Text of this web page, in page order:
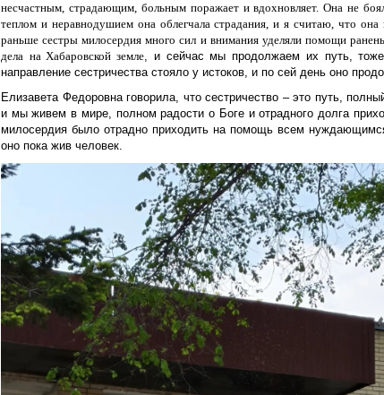
несчастным, страдающим, больным поражает и вдохновляет. Она не
теплом и неравнодушием она облегчала страдания, и я считаю, что
раньше сестры милосердия много сил и внимания уделяли помощи
дела на Хабаровской земле, и сейчас мы продолжаем их путь,
направление сестричества стояло у истоков, и по сей день оно
Елизавета Федоровна говорила, что сестричество – это путь,
и мы живем в мире, полном радости о Боге и отрадного долга
милосердия было отрадно приходить на помощь всем
оно пока жив человек.